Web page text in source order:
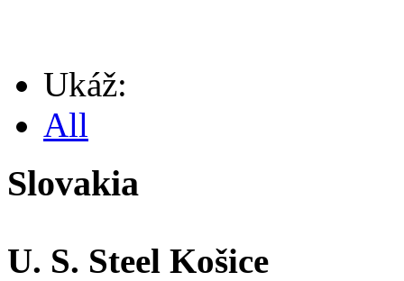
Ukáž:
All
Slovakia
U. S. Steel Košice